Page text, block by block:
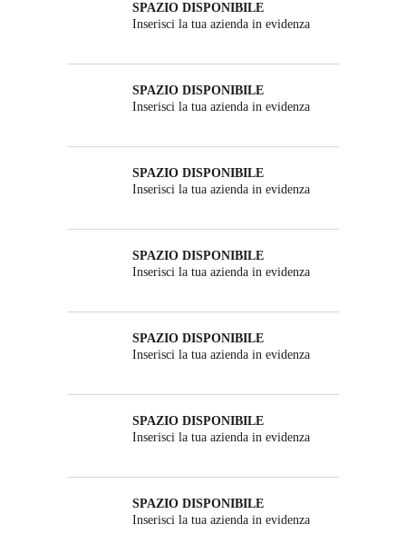
SPAZIO DISPONIBILE
Inserisci la tua azienda in evidenza
SPAZIO DISPONIBILE
Inserisci la tua azienda in evidenza
SPAZIO DISPONIBILE
Inserisci la tua azienda in evidenza
SPAZIO DISPONIBILE
Inserisci la tua azienda in evidenza
SPAZIO DISPONIBILE
Inserisci la tua azienda in evidenza
SPAZIO DISPONIBILE
Inserisci la tua azienda in evidenza
SPAZIO DISPONIBILE
Inserisci la tua azienda in evidenza